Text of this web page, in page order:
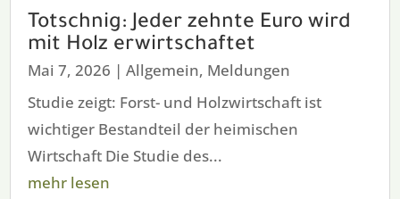
Totschnig: Jeder zehnte Euro wird
mit Holz erwirtschaftet
Mai 7, 2026 |Allgemein, Meldungen
Studie zeigt: Forst- und Holzwirtschaft ist
wichtiger Bestandteil der heimischen
Wirtschaft Die Studie des...
mehr lesen